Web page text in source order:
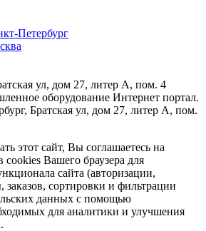
Петербург
ул, дом 27, литер А, пом. 4
оборудование Интернет портал.
Братская ул, дом 27, литер А, пом.
этот сайт, Вы соглашаетесь на
cookies Вашего браузера для
сайта (авторизации,
заказов, сортировки и фильтрации
данных с помощью
для аналитики и улучшения